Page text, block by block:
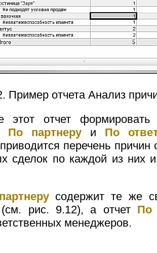
Пример отчета Анализ
этот отчет
По партнеру и По
приводится перечень причин
сделок по каждой из них
содержит те же
(см. рис. 9.12), а отчет По
менеджеров.